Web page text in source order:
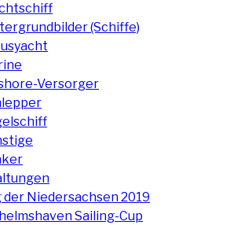
(Schiffe)
Versorger
der Niedersachsen 2019
Sailing-Cup